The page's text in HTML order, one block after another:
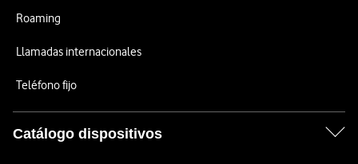
Roaming
Llamadas internacionales
Teléfono fijo
Catálogo dispositivos